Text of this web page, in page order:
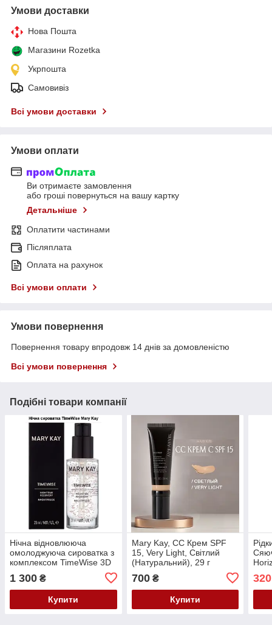
Умови доставки
Нова Пошта
Магазини Rozetka
Укрпошта
Самовивіз
Всі умови доставки
Умови оплати
Ви отримаєте замовлення
або гроші повернуться на вашу картку
Детальніше
Оплатити частинами
Післяплата
Оплата на рахунок
Всі умови оплати
Умови повернення
Повернення товару впродовж 14 днів за домовленістю
Всі умови повернення
Подібні товари компанії
Нічна відновлююча
омолоджуюча сироватка з
комплексом TimeWise 3D
1 300 ₴
Купити
Mary Kay, СС Крем SPF
15, Very Light, Світлий
(Натуральний), 29 г
700₴
Купити
320